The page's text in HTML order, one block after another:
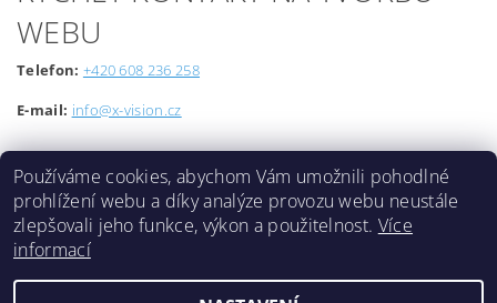
WEBU
Telefon: +420 608 236 258
E-mail: info@x-vision.cz
Používáme cookies, abychom Vám umožnili pohodlné
prohlížení webu a díky analýze provozu webu neustále
zlepšovali jeho funkce, výkon a použitelnost. Více
informací